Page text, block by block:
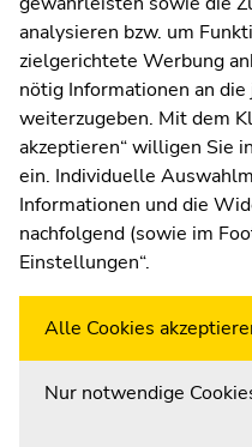
August
2026
Dienstag,
August
2026
Mittwoch,
26.
August
2026
29.
August
2026
UNIGRAZonline
Impressum
Datenschutzerklärung
Cookie-Einstellungen
Barrierefreiheitserklärung
WetterstationUni Graz
analysieren bzw. um
zielgerichtete Werbung
nötig Informationen an
weiterzugeben. Mit dem
akzeptieren“ willigen Sie
ein. Individuelle
Informationen und die
nachfolgend (sowie im
Einstellungen“.
Alle Cookies
Nur notwendige